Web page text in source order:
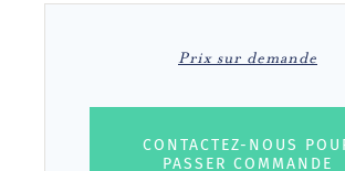
Prix sur demande
CONTACTEZ-NOUS
PASSER COMMANDE